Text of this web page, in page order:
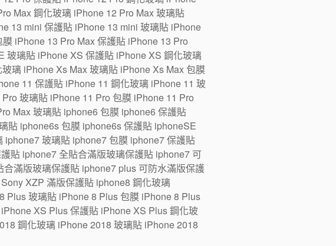
Max 鋼化玻璃 iPhone 12 Pro Max 玻璃貼
13 mini 保護貼 iPhone 13 mini 玻璃貼 iPhone
iPhone 13 Pro Max 保護貼 iPhone 13 Pro
玻璃貼 iPhone XS 保護貼 iPhone XS 鋼化玻璃
璃 iPhone Xs Max 玻璃貼 iPhone Xs Max 包膜
11 保護貼 iPhone 11 鋼化玻璃 iPhone 11 玻
玻璃貼 iPhone 11 Pro 包膜 iPhone 11 Pro
Max 玻璃貼 iphone6 包膜 iphone6 保護貼
貼 iphone6s 包膜 iphone6s 保護貼 iphoneSE
玻璃貼 iphone7 包膜 iphone7 保護貼
貼 iphone7 全貼合滿版玻璃保護貼 iphone7 可
滿版玻璃保護貼 iphone7 plus 可防水滿版保護
XZP 滿版保護貼 iphone8 鋼化玻璃
Plus 玻璃貼 iPhone 8 Plus 包膜 iPhone 8 Plus
XS Plus 保護貼 iPhone XS Plus 鋼化玻
鋼化玻璃 iPhone 2018 玻璃貼 iPhone 2018